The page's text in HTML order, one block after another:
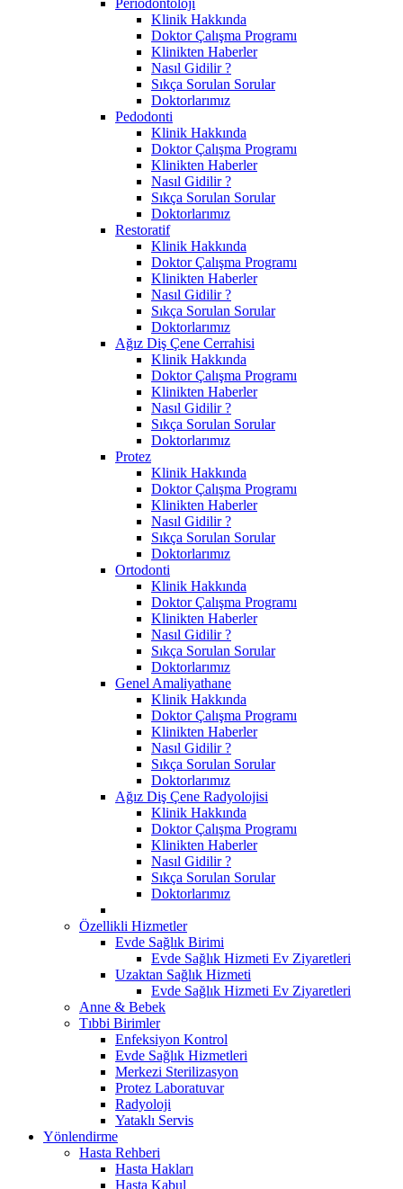
Klinik Hakkında
Doktor Çalışma Programı
Klinikten Haberler
Nasıl Gidilir ?
Sıkça Sorulan Sorular
Doktorlarımız
Pedodonti
Klinik Hakkında
Doktor Çalışma Programı
Klinikten Haberler
Nasıl Gidilir ?
Sıkça Sorulan Sorular
Doktorlarımız
Restoratif
Klinik Hakkında
Doktor Çalışma Programı
Klinikten Haberler
Nasıl Gidilir ?
Sıkça Sorulan Sorular
Doktorlarımız
Ağız Diş Çene Cerrahisi
Klinik Hakkında
Doktor Çalışma Programı
Klinikten Haberler
Nasıl Gidilir ?
Sıkça Sorulan Sorular
Doktorlarımız
Protez
Klinik Hakkında
Doktor Çalışma Programı
Klinikten Haberler
Nasıl Gidilir ?
Sıkça Sorulan Sorular
Doktorlarımız
Ortodonti
Klinik Hakkında
Doktor Çalışma Programı
Klinikten Haberler
Nasıl Gidilir ?
Sıkça Sorulan Sorular
Doktorlarımız
Genel Amaliyathane
Klinik Hakkında
Doktor Çalışma Programı
Klinikten Haberler
Nasıl Gidilir ?
Sıkça Sorulan Sorular
Doktorlarımız
Ağız Diş Çene Radyolojisi
Klinik Hakkında
Doktor Çalışma Programı
Klinikten Haberler
Nasıl Gidilir ?
Sıkça Sorulan Sorular
Doktorlarımız
Özellikli Hizmetler
Evde Sağlık Birimi
Evde Sağlık Hizmeti Ev Ziyaretleri
Uzaktan Sağlık Hizmeti
Evde Sağlık Hizmeti Ev Ziyaretleri
Anne & Bebek
Tıbbi Birimler
Enfeksiyon Kontrol
Evde Sağlık Hizmetleri
Merkezi Sterilizasyon
Protez Laboratuvar
Radyoloji
Yataklı Servis
Yönlendirme
Hasta Rehberi
Hasta Hakları
Hasta Kabul